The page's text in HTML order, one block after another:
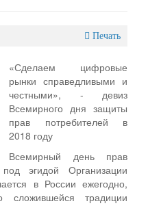
Печать
«Сделаем цифровые
рынки справедливыми и
честными», - девиз
Всемирного дня защиты
прав потребителей в
2018 году
Всемирный день прав
эгидой Организации
в России ежегодно,
традиции